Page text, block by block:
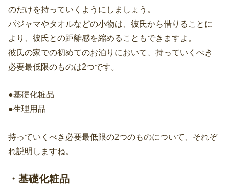
のだけを持っていくようにしましょう。
パジャマやタオルなどの小物は、彼氏から借りることに
より、彼氏との距離感を縮めることもできますよ。
彼氏の家での初めてのお泊りにおいて、持っていくべき
必要最低限のものは2つです。
●基礎化粧品
●生理用品
持っていくべき必要最低限の2つのものについて、それぞ
れ説明しますね。
・基礎化粧品